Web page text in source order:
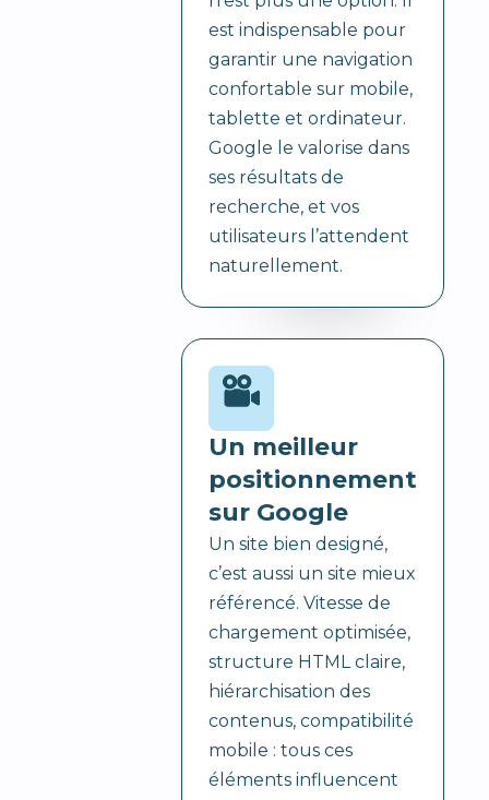
est indispensable pour
garantir une navigation
confortable sur mobile,
tablette et ordinateur.
Google le valorise dans
ses résultats de
recherche, et vos
utilisateurs l’attendent
naturellement.
Un meilleur
positionnement
sur Google
Un site bien designé,
c’est aussi un site mieux
référencé. Vitesse de
chargement optimisée,
structure HTML claire,
hiérarchisation des
contenus, compatibilité
mobile : tous ces
éléments influencent